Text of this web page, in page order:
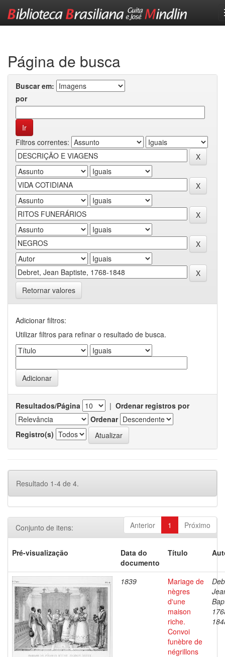
Página de busca
Buscar em:
por
Filtros correntes:
Retornar valores
Adicionar filtros:
Utilizar filtros para refinar o resultado de busca.
Resultados/Página | Ordenar registros por
Ordenar
Registro(s)
Resultado 1-4 de 4.
Anterior 1 Próximo
Conjunto de itens:
Pré-visualização
Data do
documento
Título
1839
Mariage de
nègres
d'une
maison
riche.
Convoi
funèbre de
négrillons